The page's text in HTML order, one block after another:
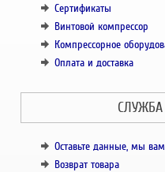
Сертификаты
Винтовой компрессор
Компрессорное
Оплата и доставка
Оставьте данные, мы
Возврат товара